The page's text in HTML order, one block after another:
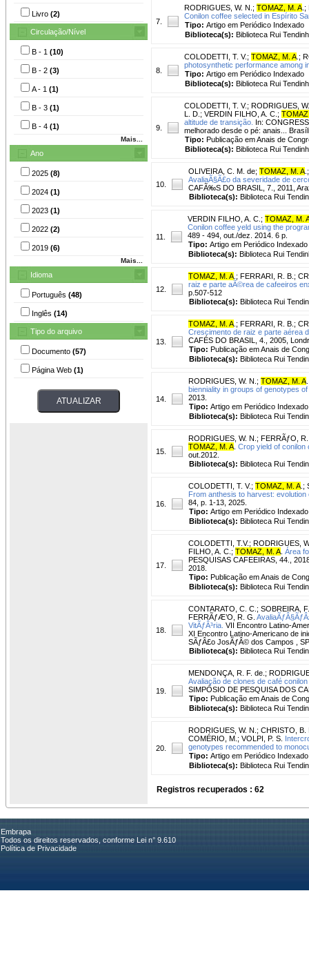
Livro (2)
Circulação/Nível
B - 1 (10)
B - 2 (3)
A - 1 (1)
B - 3 (1)
B - 4 (1)
Mais...
Ano
2025 (8)
2024 (1)
2023 (1)
2022 (2)
2019 (6)
Mais...
Idioma
Português (48)
Inglês (14)
Tipo do arquivo
Documento (57)
Página Web (1)
7.
RODRIGUES, W. N. ; TOMAZ, M. A ;
Conilon coffee selected in Espírito
Tipo: Artigo em Periódico Indexado
Biblioteca(s): Biblioteca Rui
8.
COLODETTI, T. V.; TOMAZ, M. A ;
photosynthetic performance among
Tipo: Artigo em Periódico Indexado
Biblioteca(s): Biblioteca Rui
9.
COLODETTI, T. V.; RODRIGUES,
L. D. ; VERDIN FILHO, A. C. ;
altitude de transição. In:
melhorado desde o pé: anais...
Tipo: Publicação em Anais de
Biblioteca(s): Biblioteca Rui
10.
OLIVEIRA, C. M. de; TOMAZ, M. A
AvaliaÃ§Ã£o da severidade de
CAFÃ‰S DO BRASIL, 7., 2011,
Biblioteca(s): Biblioteca Rui
11.
VERDIN FILHO, A. C. ; TOMAZ, M.
Conilon coffee yeld using the
489 - 494, out./dez. 2014. 6 p.
Tipo: Artigo em Periódico Indexado
Biblioteca(s): Biblioteca Rui
12.
TOMAZ, M. A ; FERRARI, R. B. ;
raiz e parte aÃ©rea de cafeeiros
p.507-512
Biblioteca(s): Biblioteca Rui
13.
TOMAZ, M. A ; FERRARI, R. B. ;
Crescimento de raiz e parte aérea
CAFÉS DO BRASIL, 4., 2005,
Tipo: Publicação em Anais de
Biblioteca(s): Biblioteca Rui
14.
RODRIGUES, W. N. ; TOMAZ, M. A
bienniality in groups of genotypes
2013.
Tipo: Artigo em Periódico Indexado
Biblioteca(s): Biblioteca Rui
15.
RODRIGUES, W. N. ; FERRÃƒO,
TOMAZ, M. A Crop yield of conilon
out.2012.
Biblioteca(s): Biblioteca Rui
16.
COLODETTI, T. V.; TOMAZ, M. A ;
From anthesis to harvest:
84, p. 1-13, 2025.
Tipo: Artigo em Periódico Indexado
Biblioteca(s): Biblioteca Rui
17.
COLODETTI, T.V.; RODRIGUES,
FILHO, A. C. ; TOMAZ, M. A Área
PESQUISAS CAFEEIRAS, 44.,
2018.
Tipo: Publicação em Anais de
Biblioteca(s): Biblioteca Rui
18.
CONTARATO, C. C. ; SOBREIRA,
FERRÃƒÆ’O, R. G.
VitÃƒÂ³ria. VII Encontro Latino-
XI Encontro Latino-Americano de
SÃƒÂ£o JosÃƒÂ© dos Campos ,
Biblioteca(s): Biblioteca Rui
19.
MENDONÇA, R. F. de. ;
Avaliação de clones de café
SIMPÓSIO DE PESQUISA DOS
Tipo: Publicação em Anais de
Biblioteca(s): Biblioteca Rui
20.
RODRIGUES, W. N. ; CHRISTO, B.
COMÉRIO, M. ; VOLPI, P. S.
genotypes recommended to
Tipo: Artigo em Periódico Indexado
Biblioteca(s): Biblioteca Rui
Registros recuperados : 62
Embrapa
Todos os direitos reservados, conforme Lei n° 9.610
Política de Privacidade